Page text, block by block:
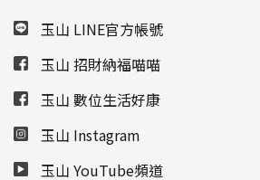
玉山 LINE官方帳號
玉山 招財納福喵喵
玉山 數位生活好康
玉山 Instagram
玉山 YouTube頻道